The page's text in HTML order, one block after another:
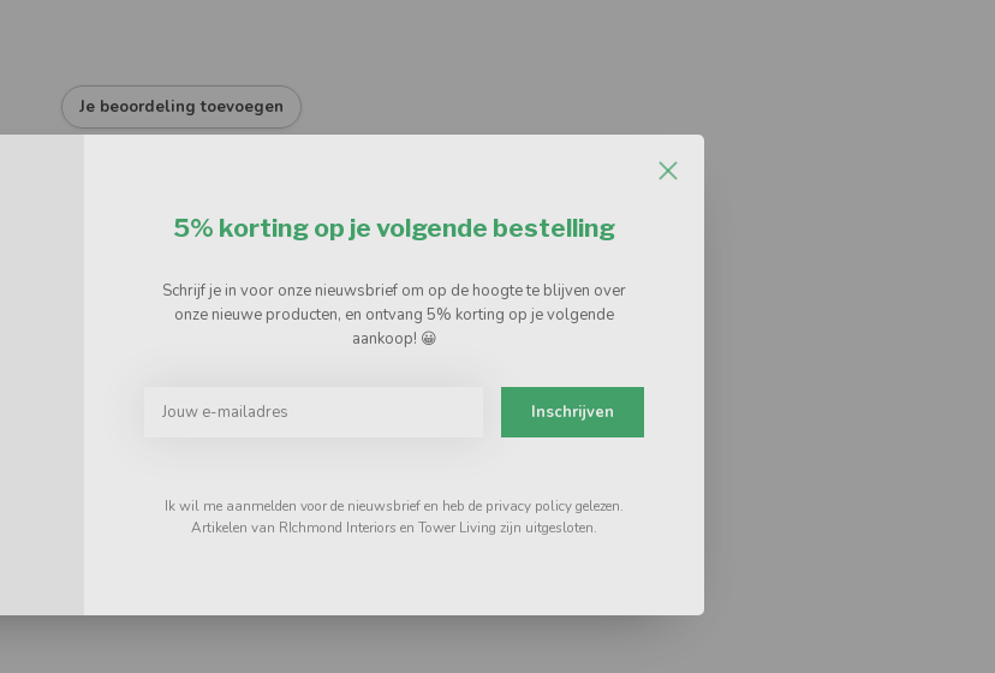
Je beoordeling toevoegen
5% korting op je volgende bestelling
Schrijf je in voor onze nieuwsbrief om op de hoogte te blijven over
onze nieuwe producten, en ontvang 5% korting op je volgende
aankoop! 😀
Inschrijven
Ik wil me aanmelden voor de nieuwsbrief en heb de privacy policy gelezen.
Artikelen van RIchmond Interiors en Tower Living zijn uitgesloten.